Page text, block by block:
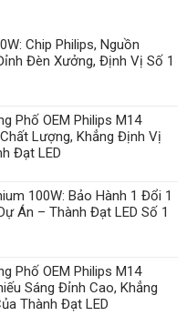
Chip Philips, Nguồn
Đèn Xưởng, Định Vị Số 1
Phố OEM Philips M14
Lượng, Khẳng Định Vị
Đạt LED
100W: Bảo Hành 1 Đổi 1
Án – Thành Đạt LED Số 1
Phố OEM Philips M14
Sáng Đỉnh Cao, Khẳng
Thành Đạt LED